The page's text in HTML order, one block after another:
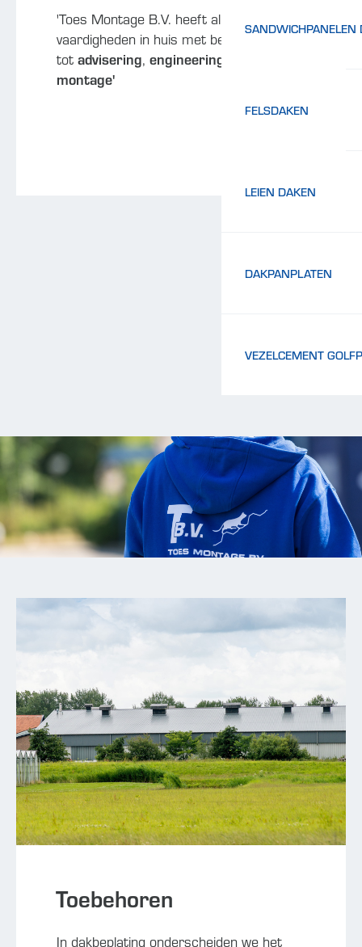
'Toes Montage B.V. heeft alle kennis en
vaardigheden in huis met betrekking
tot advisering, engineering
montage'
SANDWICHPANELEN
FELSDAKEN
LEIEN DAKEN
DAKPANPLATEN
VEZELCEMENT
Toebehoren
In dakbeplating onderscheiden we het